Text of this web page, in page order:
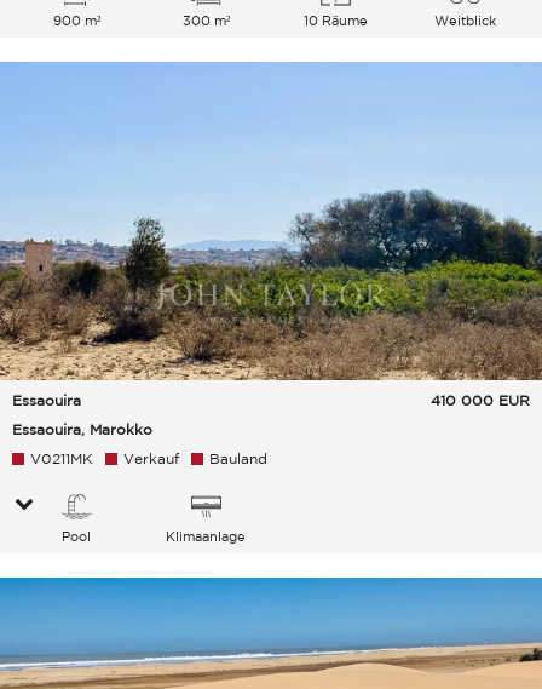
900 m² 300 m² 10 Räume Weitblick
Essaouira
Essaouira, Marokko
410 000 EUR
V0211MK Verkauf Bauland
Pool Klimaanlage